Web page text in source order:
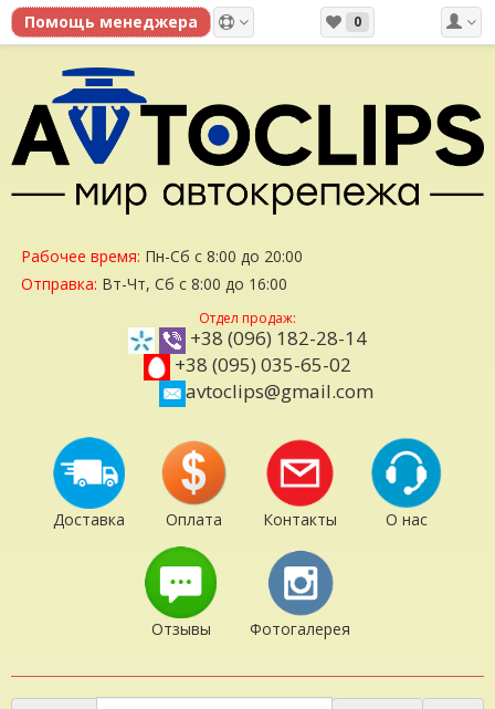
0
Рабочее время: Пн-Сб с 8:00 до 20:00
Отправка: Вт-Чт, Сб с 8:00 до 16:00
Отдел продаж:
+38 (096) 182-28-14
+38 (095) 035-65-02
avtoclips@gmail.com
Доставка Оплата Контакты О нас
Отзывы Фотогалерея